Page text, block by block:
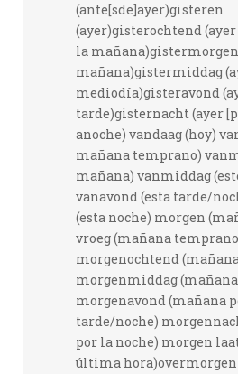
(ante[sde]ayer)gisteren
(ayer)gisterochtend
la
mañana)gistermiddag
mediodía)gisteravond
tarde)gisternacht (ayer
anoche) vandaag (hoy)
mañana temprano)
mañana) vanmiddag
vanavond (esta tarde/
(esta noche) morgen
vroeg (mañana
morgenochtend
morgenmiddag
morgenavond (mañana
tarde/noche)
por la noche) morgen
última hora)overmorgen